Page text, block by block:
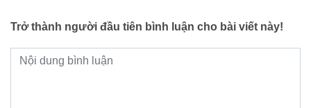
Trở thành người đầu tiên bình luận cho bài viết này!